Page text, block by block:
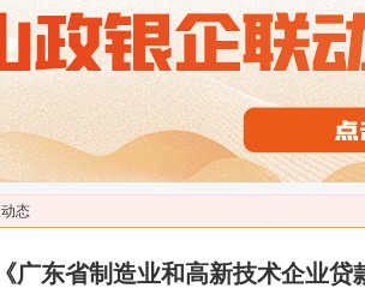
态
广东省制造业和高新技术企业贷